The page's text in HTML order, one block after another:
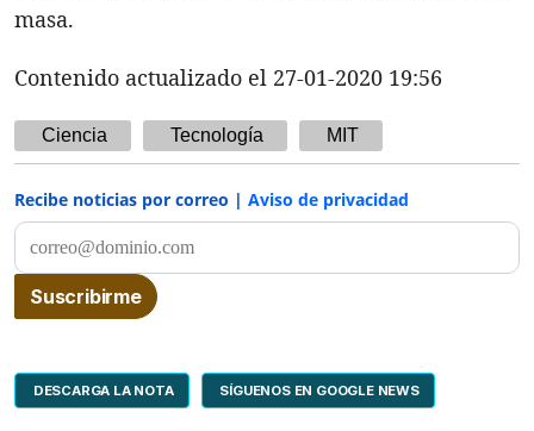
masa.
Contenido actualizado el 27-01-2020 19:56
Ciencia Tecnología MIT
Recibe noticias por correo | Aviso de privacidad
DESCARGA LA NOTA SÍGUENOS EN GOOGLE NEWS